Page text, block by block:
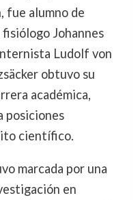
fue alumno de
Johannes
Ludolf von
obtuvo su
académica,
posiciones
científico.
marcada por una
en